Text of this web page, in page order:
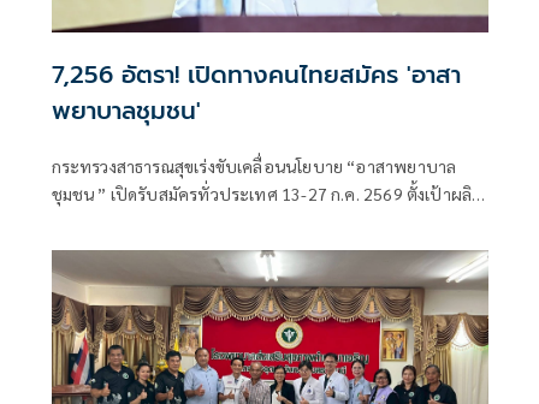
7,256 อัตรา! เปิดทางคนไทยสมัคร 'อาสา
พยาบาลชุมชน'
กระทรวงสาธารณสุขเร่งขับเคลื่อนนโยบาย “อาสาพยาบาล
ชุมชน ” เปิดรับสมัครทั่วประเทศ 13-27 ก.ค. 2569 ตั้งเป้าผลิต